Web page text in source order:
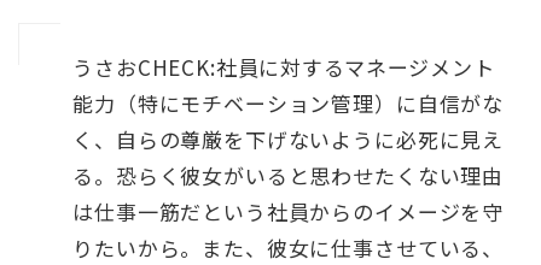
うさおCHECK:社員に対するマネージメント
能力（特にモチベーション管理）に自信がな
く、自らの尊厳を下げないように必死に見え
る。恐らく彼女がいると思わせたくない理由
は仕事一筋だという社員からのイメージを守
りたいから。また、彼女に仕事させている、